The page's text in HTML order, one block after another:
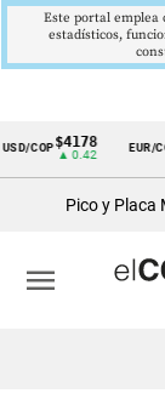
Cintillo
económicos
Colombia
COP$4178
▲ 0.42
EUR/COP
Pico y Placa
menu
Este portal emplea
estadísticos,